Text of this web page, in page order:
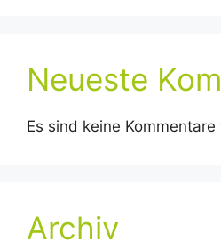
Neueste
Es sind keine
Archiv